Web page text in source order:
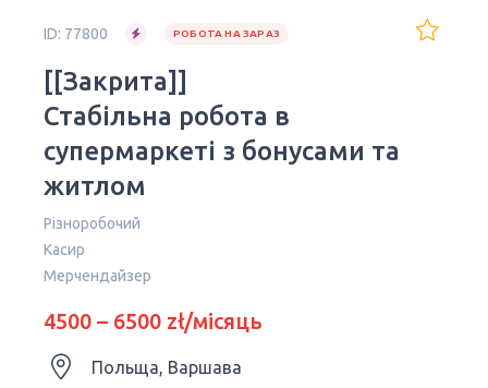
ID: 77800 РОБОТА НА ЗАРАЗ
[[Закрита]]
Стабільна робота в
супермаркеті з бонусами та
житлом
Різноробочий
Касир
Мерчендайзер
4500 – 6500 zł/місяць
Польща, Варшава